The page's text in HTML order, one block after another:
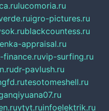
lucomoria.ru
igro-pictures.ru
blackcountess.ru
appraisal.ru
finance.ruvip-surfing.ru
dr-pavlush.ru
tesotomeshell.ru
ytyt.ruinfoelektrik.ru